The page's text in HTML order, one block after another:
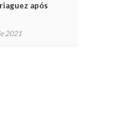
após
2021